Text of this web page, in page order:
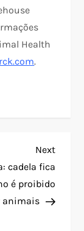
Health
.
Next
Post
Next
cadela fica
é proibido
animais